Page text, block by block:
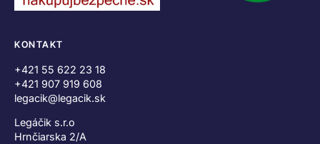
KONTAKT
+421 55 622 23 18
+421 907 919 608
legacik@legacik.sk
Legáčik s.r.o
Hrnčiarska 2/A